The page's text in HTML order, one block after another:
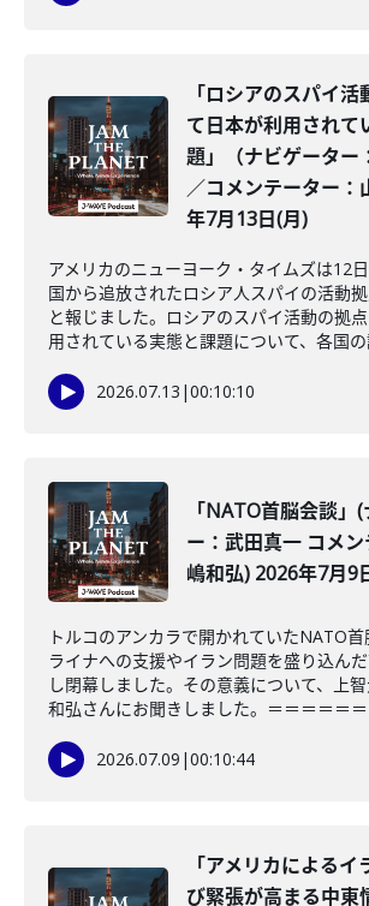
「ロシアのスパイ
て日本が利用されて
題」（ナビゲーター
／コメンテーター：
年7月13日(月)
アメリカのニューヨーク・タイムズは12
国から追放されたロシア人スパイの活動
と報じました。ロシアのスパイ活動の拠
用されている実態と課題について、各国の
2026.07.13 |00:10:10
「NATO首脳会談」
ー：武田真一 コメ
嶋和弘) 2026年7月9
トルコのアンカラで開かれていたNATO
ライナへの支援やイラン問題を盛り込ん
し閉幕しました。その意義について、上
和弘さんにお聞きしました。＝＝＝＝＝＝
2026.07.09 |00:10:44
「アメリカによる
び緊張が高まる中東